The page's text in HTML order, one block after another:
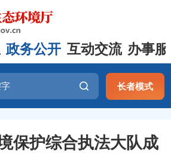
政务公开 互动交流 办事
长者模式
保护综合执法大队成